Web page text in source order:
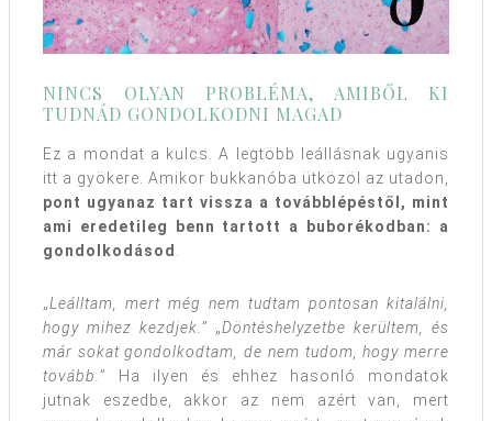
NINCS OLYAN PROBLÉMA, AMIBŐL KI
TUDNÁD GONDOLKODNI MAGAD
Ez a mondat a kulcs. A legtöbb leállásnak ugyanis
itt a gyökere. Amikor bukkanóba ütközöl az utadon,
pont ugyanaz tart vissza a továbblépéstől, mint
ami eredetileg benn tartott a buborékodban: a
gondolkodásod
„Leálltam, mert még nem tudtam pontosan kitalálni,
hogy mihez kezdjek. ” „Döntéshelyzetbe kerültem, és
már sokat gondolkodtam, de nem tudom, hogy merre
tovább. ” Ha ilyen és ehhez hasonló mondatok
jutnak eszedbe, akkor az nem azért van, mert